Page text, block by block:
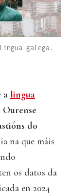
galega.
a lingua
Ourense
do
na que máis
os datos da
en 2024